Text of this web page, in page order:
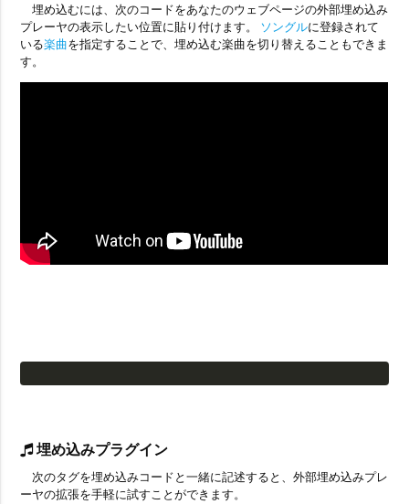
埋め込むには、次のコードをあなたのウェブページの外部埋め込み
プレーヤの表示したい位置に貼り付けます。 ソングルに登録されて
いる楽曲を指定することで、埋め込む楽曲を切り替えることもできま
す。
埋め込みプラグイン
次のタグを埋め込みコードと一緒に記述すると、外部埋め込みプレ
ーヤの拡張を手軽に試すことができます。